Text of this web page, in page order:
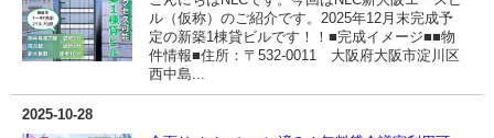
ル（仮称）のご紹介です。2025年12月末完成予
定の新築1棟貸ビルです！！■完成イメージ■■物
件情報■住所：〒532-0011 大阪府大阪市淀川区
西中島...
2025-10-28